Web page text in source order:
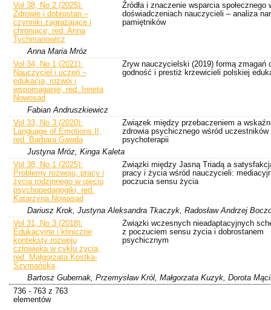
Vol 38, No 2 (2025):
Zdrowie i dobrostan –
czynniki zagrażające i
chroniące, red. Anna
Tychmanowicz
Źródła i znaczenie wsparcia społecznego
doświadczeniach nauczycieli – analiza
pamiętników
Anna Maria Mróz
Vol 34, No 1 (2021):
Nauczyciel i uczeń –
edukacja, rozwój i
wspomaganie, red. Inneta
Nowosad
Zryw nauczycielski (2019) formą zmagań
godność i prestiż krzewicieli polskiej
Fabian Andruszkiewicz
Vol 33, No 3 (2020):
Language of Emotions II,
red. Barbara Gawda
Związek między przebaczeniem a
zdrowia psychicznego wśród uczestników
psychoterapii
Justyna Mróz, Kinga Kaleta
Vol 38, No 1 (2025):
Problemy rozwoju, pracy i
życia rodzinnego w ujęciu
psychopedagogiki, red.
Katarzyna Nowasad
Związki między Jasną Triadą a
pracy i życia wśród nauczycieli:
poczucia sensu życia
Dariusz Krok, Justyna Aleksandra Tkaczyk, Radosław Andrzej
Vol 31, No 3 (2018):
Edukacyjne i kliniczne
konteksty rozwoju
człowieka w cyklu życia,
red. Małgorzata Kostka-
Szymańska
Związki wczesnych nieadaptacyjnych
z poczuciem sensu życia i dobrostanem
psychicznym
Bartosz Gubernak, Przemysław Król, Małgorzata Kuzyk, Dorota
736 - 763 z 763
elementów